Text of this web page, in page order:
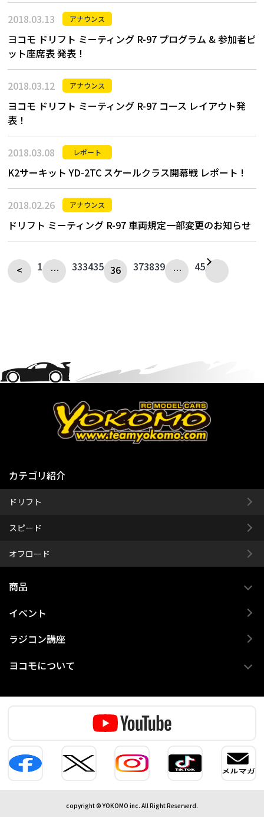
2018.03.13 アナウンス
ヨコモ ドリフト ミーティング R-97 プログラム & 参加者ピ
ット座席表 発表！
2018.03.12 アナウンス
ヨコモ ドリフト ミーティング R-97 コース レイアウト発
表！
2018.03.08 レポート
K2サーキット YD-2TC スケールクラス開幕戦 レポート !
2018.02.26 アナウンス
ドリフト ミーティング R-97 車両規定一部変更のお知らせ
< 1 … 333435 36 373839 … 45
カテゴリ紹介
ドリフト
スピード
オフロード
商品
イベント
ラジコン講座
ヨコモについて
copyright © YOKOMO inc. All Right Reserverd.